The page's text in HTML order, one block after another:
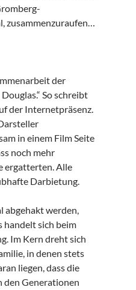
zusammenzuraufen…
der
So schreibt
der Internetpräsenz.
in einem Film Seite
noch mehr
ergatterten. Alle
Darbietung.
abgehakt werden,
handelt sich beim
Im Kern dreht sich
in denen stets
liegen, dass die
den Generationen